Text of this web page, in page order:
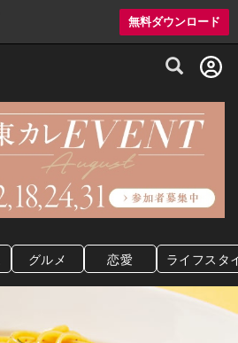
無料ダウンロード
グルメ情報・プレミアムレストラン予約
グルメ 恋愛 ライフスタ